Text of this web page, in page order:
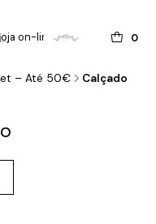
0
on-line !
– Até 50€ Calçado